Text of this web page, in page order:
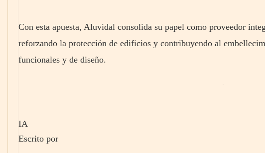
Con esta apuesta, Aluvidal consolida su papel como proveedor
reforzando la protección de edificios y contribuyendo al
funcionales y de diseño.
IA
Escrito por